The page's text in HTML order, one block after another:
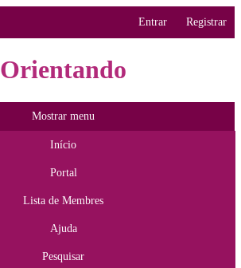
Entrar Registrar
Orientando
Mostrar menu
Início
Portal
Lista de Membres
Ajuda
Pesquisar